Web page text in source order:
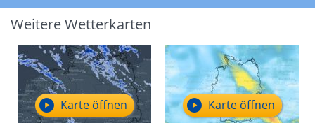
Weitere Wetterkarten
Karte öffnen Karte öffnen